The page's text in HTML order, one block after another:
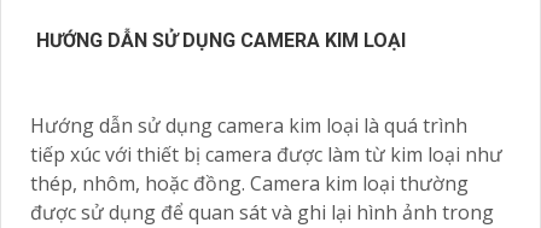
HƯỚNG DẪN SỬ DỤNG CAMERA KIM LOẠI
Hướng dẫn sử dụng camera kim loại là quá trình
tiếp xúc với thiết bị camera được làm từ kim loại như
thép, nhôm, hoặc đồng. Camera kim loại thường
được sử dụng để quan sát và ghi lại hình ảnh trong